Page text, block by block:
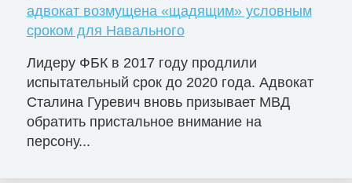
адвокат возмущена «щадящим» условным
сроком для Навального
Лидеру ФБК в 2017 году продлили
испытательный срок до 2020 года. Адвокат
Сталина Гуревич вновь призывает МВД
обратить пристальное внимание на
персону...